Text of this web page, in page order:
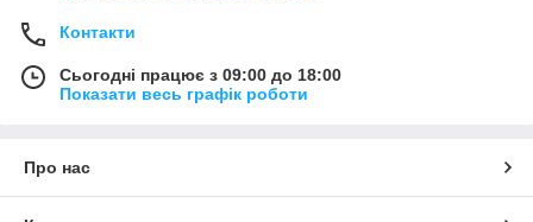
Контакти
Сьогодні працює з 09:00 до 18:00
Показати весь графік роботи
Про нас